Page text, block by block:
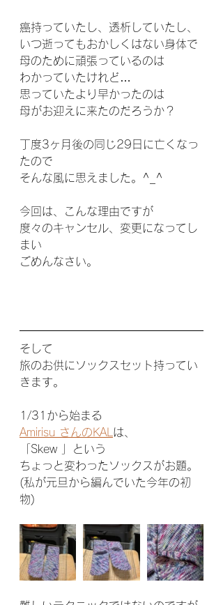
癌持っていたし、透析していたし、
いつ逝ってもおかしくはない身体で
母のために頑張っているのは
わかっていたけれど…
思っていたより早かったのは
母がお迎えに来たのだろうか？
丁度3ヶ月後の同じ29日に亡くなっ
たので
そんな風に思えました。^_^
今回は、こんな理由ですが
度々のキャンセル、変更になってし
まい
ごめんなさい。
そして
旅のお供にソックスセット持ってい
きます。
1/31から始まる
Amirisu さんのKAL は、
「Skew 」という
ちょっと変わったソックスがお題。
(私が元旦から編んでいた今年の初
物)